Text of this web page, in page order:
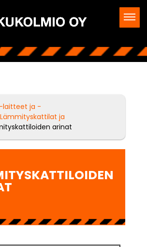
laitteet ja -
Lämmityskattilat ja
arinat